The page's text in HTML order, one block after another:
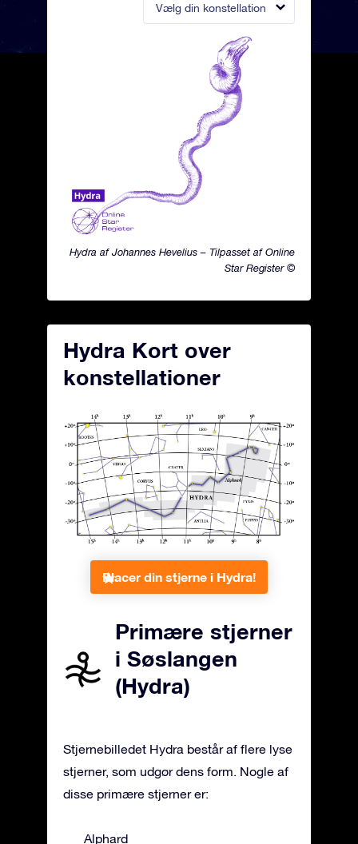
Vælg din konstellation
Hydra af Johannes Hevelius – Tilpasset af Online
Star Register ©
Hydra Kort over
konstellationer
Placer din stjerne i Hydra!
Primære stjerner
i Søslangen
(Hydra)
Stjernebilledet Hydra består af flere lyse
stjerner, som udgør dens form. Nogle af
disse primære stjerner er:
Alphard